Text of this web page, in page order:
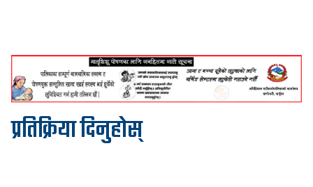
प्रतिक्रिया दिनुहोस्